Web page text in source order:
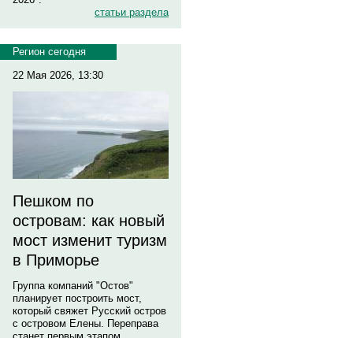
статьи раздела
Регион сегодня
22 Мая 2026, 13:30
Пешком по
островам: как новый
мост изменит туризм
в Приморье
Группа компаний "Остов"
планирует построить мост,
который свяжет Русский остров
с островом Елены. Переправа